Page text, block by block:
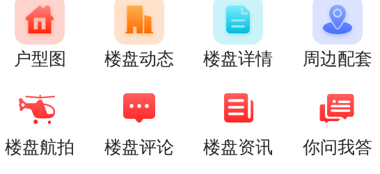
户型图 楼盘动态 楼盘详情 周边配套
楼盘航拍 楼盘评论 楼盘资讯 你问我答